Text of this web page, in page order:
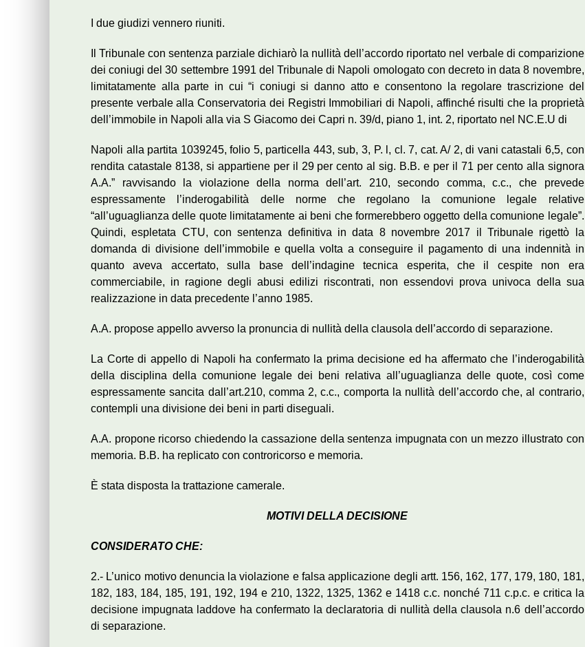
I due giudizi vennero riuniti.
Il Tribunale con sentenza parziale dichiarò la nullità dell’accordo riportato nel verbale di comparizione
dei coniugi del 30 settembre 1991 del Tribunale di Napoli omologato con decreto in data 8 novembre,
limitatamente alla parte in cui “i coniugi si danno atto e consentono la regolare trascrizione del
presente verbale alla Conservatoria dei Registri Immobiliari di Napoli, affinché risulti che la proprietà
dell’immobile in Napoli alla via S Giacomo dei Capri n. 39/d, piano 1, int. 2, riportato nel NC.E.U di
Napoli alla partita 1039245, folio 5, particella 443, sub, 3, P. l, cl. 7, cat. A/ 2, di vani catastali 6,5, con
rendita catastale 8138, si appartiene per il 29 per cento al sig. B.B. e per il 71 per cento alla signora
A.A.” ravvisando la violazione della norma dell’art. 210, secondo comma, c.c., che prevede
espressamente l’inderogabilità delle norme che regolano la comunione legale relative
“all’uguaglianza delle quote limitatamente ai beni che formerebbero oggetto della comunione legale”.
Quindi, espletata CTU, con sentenza definitiva in data 8 novembre 2017 il Tribunale rigettò la
domanda di divisione dell’immobile e quella volta a conseguire il pagamento di una indennità in
quanto aveva accertato, sulla base dell’indagine tecnica esperita, che il cespite non era
commerciabile, in ragione degli abusi edilizi riscontrati, non essendovi prova univoca della sua
realizzazione in data precedente l’anno 1985.
A.A. propose appello avverso la pronuncia di nullità della clausola dell’accordo di separazione.
La Corte di appello di Napoli ha confermato la prima decisione ed ha affermato che l’inderogabilità
della disciplina della comunione legale dei beni relativa all’uguaglianza delle quote, così come
espressamente sancita dall’art.210, comma 2, c.c., comporta la nullità dell’accordo che, al contrario,
contempli una divisione dei beni in parti diseguali.
A.A. propone ricorso chiedendo la cassazione della sentenza impugnata con un mezzo illustrato con
memoria. B.B. ha replicato con controricorso e memoria.
È stata disposta la trattazione camerale.
MOTIVI DELLA DECISIONE
CONSIDERATO CHE:
2.- L’unico motivo denuncia la violazione e falsa applicazione degli artt. 156, 162, 177, 179, 180, 181,
182, 183, 184, 185, 191, 192, 194 e 210, 1322, 1325, 1362 e 1418 c.c. nonché 711 c.p.c. e critica la
decisione impugnata laddove ha confermato la declaratoria di nullità della clausola n.6 dell’accordo
di separazione.